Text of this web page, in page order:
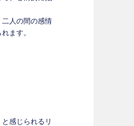
人の間の感情
ます。
感じられるリ